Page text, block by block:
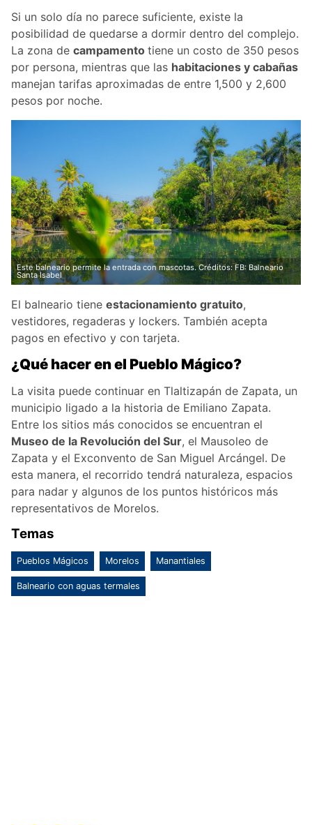
Si un solo día no parece suficiente, existe la
posibilidad de quedarse a dormir dentro del complejo.
La zona de campamento tiene un costo de 350 pesos
por persona, mientras que las habitaciones y cabañas
manejan tarifas aproximadas de entre 1,500 y 2,600
pesos por noche.
Este balneario permite la entrada con mascotas. Créditos: FB: Balneario
Santa Isabel
El balneario tiene estacionamiento gratuito,
vestidores, regaderas y lockers. También acepta
pagos en efectivo y con tarjeta.
¿Qué hacer en el Pueblo Mágico?
La visita puede continuar en Tlaltizapán de Zapata, un
municipio ligado a la historia de Emiliano Zapata.
Entre los sitios más conocidos se encuentran el
Museo de la Revolución del Sur, el Mausoleo de
Zapata y el Exconvento de San Miguel Arcángel. De
esta manera, el recorrido tendrá naturaleza, espacios
para nadar y algunos de los puntos históricos más
representativos de Morelos.
Temas
Pueblos Mágicos Morelos Manantiales
Balneario con aguas termales